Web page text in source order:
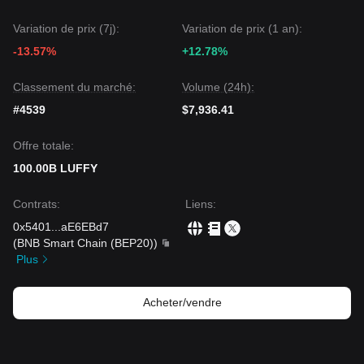
Variation de prix (7j):
-13.57%
Variation de prix (1 an):
+12.78%
Classement du marché:
#4539
Volume (24h):
$7,936.41
Offre totale:
100.00B LUFFY
Contrats:
0x5401
aE6EBd7
(BNB Smart Chain (BEP20))
Plus
Liens:
Acheter/vendre